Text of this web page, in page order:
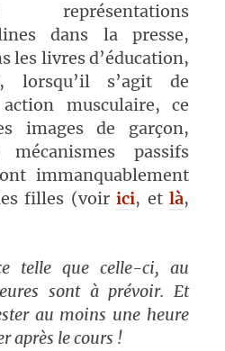
dans la presse,
les livres d’éducation,
lorsqu’il s’agit de
musculaire, ce
images de garçon,
passifs
immanquablement
filles (voirici, etlà,
telle que celle-ci, au
sont à prévoir. Et
au moins une heure
après le cours !